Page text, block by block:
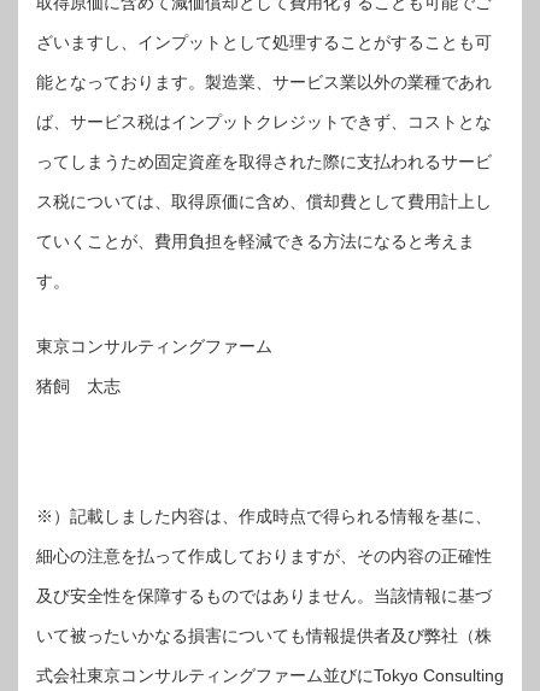
ざいますし、インプットとして処理することがすることも可
能となっております。製造業、サービス業以外の業種であれ
ば、サービス税はインプットクレジットできず、コストとな
ってしまうため固定資産を取得された際に支払われるサービ
ス税については、取得原価に含め、償却費として費用計上し
ていくことが、費用負担を軽減できる方法になると考えま
す。
東京コンサルティングファーム
猪飼 太志
※）記載しました内容は、作成時点で得られる情報を基に、
細心の注意を払って作成しておりますが、その内容の正確性
及び安全性を保障するものではありません。当該情報に基づ
いて被ったいかなる損害についても情報提供者及び弊社（株
式会社東京コンサルティングファーム並びにTokyo Consulting